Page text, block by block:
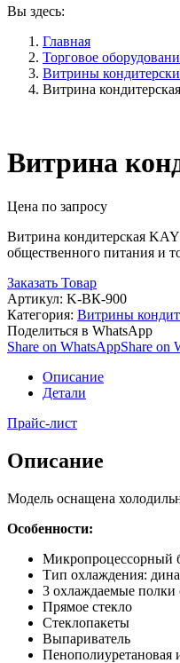
Вы здесь:
Главная
Торговое
Витрины
Витрина
Витрина
Цена по запросу
Витрина кондитерская
общественного питания и
Заказать Товар
Артикул: K-ВК-900
Категория: Витрины
Поделиться в WhatsApp
Share on WhatsAppShare on
Описание
Детали
Прайс-лист
Описание
Модель оснащена
Особенности:
Микропроцессорный
Тип охлаждения:
3 охлаждаемые полки
Прямое стекло
Стеклопакеты
Выпариватель
Пенополиуретановая